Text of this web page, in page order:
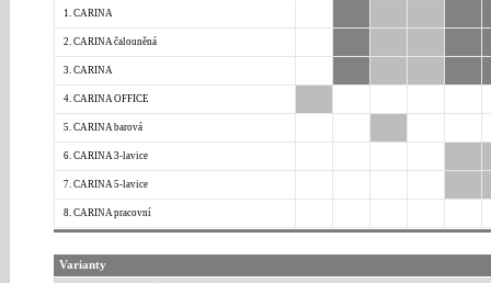
1. CARINA
2. CARINA čalouněná
3. CARINA
4. CARINA OFFICE
5. CARINA barová
6. CARINA 3-lavice
7. CARINA 5-lavice
8. CARINA pracovní
Varianty